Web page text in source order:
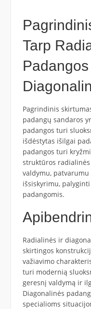
Tarp
Pagrindinis
padangų sandaros
padangos turi
išdėstytas išilgai
padangos turi
struktūros
valdymu,
išsiskyrimu,
padangomis.
Radialinės ir
skirtingos
važiavimo
turi modernią
geresnį valdymą ir
Diagonalinės
specialioms